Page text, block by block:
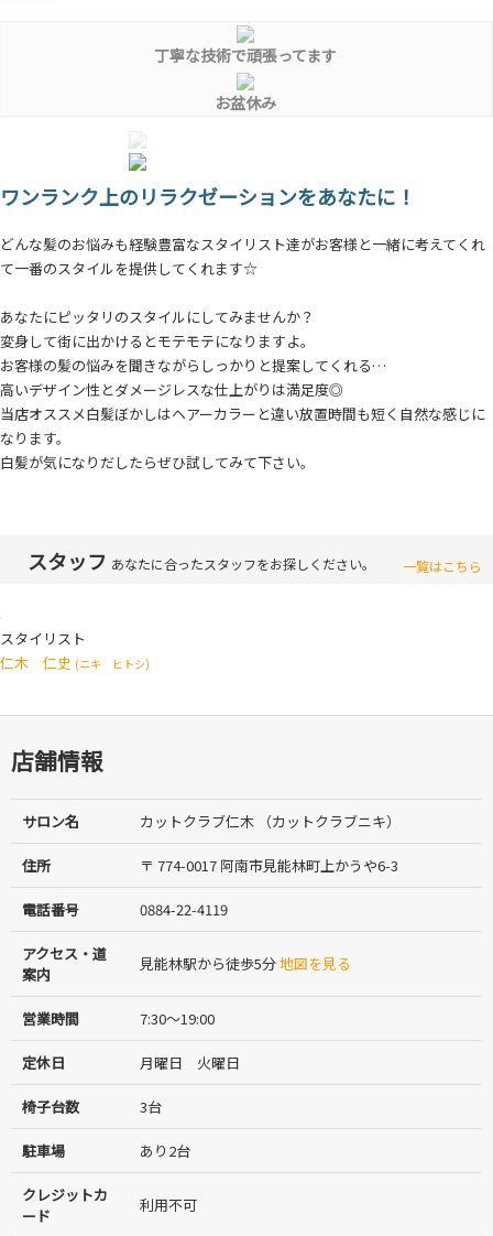
丁寧な技術で頑張ってます
お盆休み
ワンランク上のリラクゼーションをあなたに！
どんな髪のお悩みも経験豊富なスタイリスト達がお客様と一緒に考えてくれ
て一番のスタイルを提供してくれます☆
あなたにピッタリのスタイルにしてみませんか？
変身して街に出かけるとモテモテになりますよ。
お客様の髪の悩みを聞きながらしっかりと提案してくれる…
高いデザイン性とダメージレスな仕上がりは満足度◎
当店オススメ白髪ぼかしはヘアーカラーと違い放置時間も短く自然な感じに
なります。
白髪が気になりだしたらぜひ試してみて下さい。
スタッフ あなたに合ったスタッフをお探しください。 一覧はこちら
スタイリスト
仁木 仁史 (ニキ ヒトシ)
店舗情報
サロン名 カットクラブ仁木 （カットクラブニキ）
住所 〒 774-0017 阿南市見能林町上かうや6-3
電話番号 0884-22-4119
アクセス・道
案内
見能林駅から徒歩5分地図を見る
営業時間 7:30〜19:00
定休日 月曜日 火曜日
椅子台数 3台
駐車場 あり2台
クレジットカ
ード
利用不可